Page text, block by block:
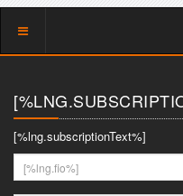
Показать
[%lng.subscriptionText%]
[%lng.fio%]